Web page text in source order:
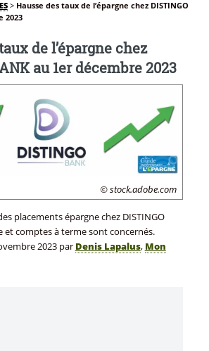
> Hausse des taux de l’épargne chez DISTINGO
2023
de l’épargne chez
au 1er décembre 2023
© stock.adobe.com
placements épargne chez DISTINGO
et comptes à terme sont concernés.
2023par Denis Lapalus, Mon